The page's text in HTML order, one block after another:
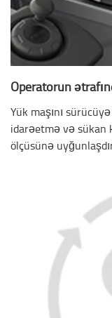
Operatorun
Yük maşını
idarəetmə və sükan
ölçüsünə